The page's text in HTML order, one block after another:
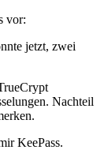
vor:
jetzt, zwei
Nachteil
KeePass.